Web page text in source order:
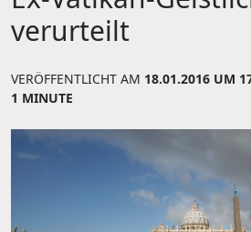
verurteilt
VERÖFFENTLICHT AM 18.01.2016 UM
1 MINUTE